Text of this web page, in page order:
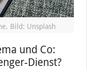
Bild: Unsplash
und Co:
Dienst?